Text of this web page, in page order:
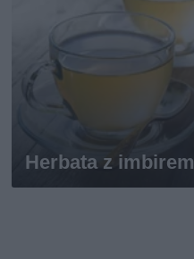
Herbata z imbirem